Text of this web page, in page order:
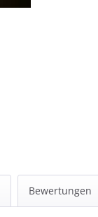
Bewertungen